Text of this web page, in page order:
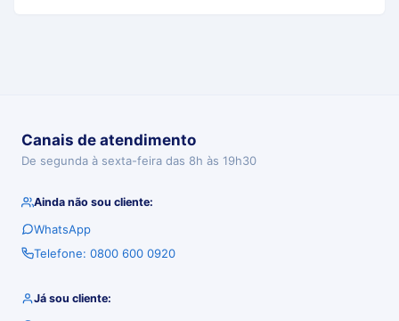
Canais de atendimento
De segunda à sexta-feira das 8h às 19h30
Ainda não sou cliente:
WhatsApp
Telefone: 0800 600 0920
Já sou cliente: